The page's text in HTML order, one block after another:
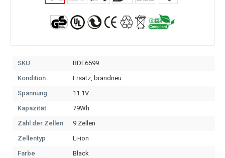
SKU
BDE6599
Kondition
Ersatz, brandneu
Spannung
11.1V
Kapazität
79Wh
Zahl der Zellen
9 Zellen
Zellentyp
Li-ion
Farbe
Black